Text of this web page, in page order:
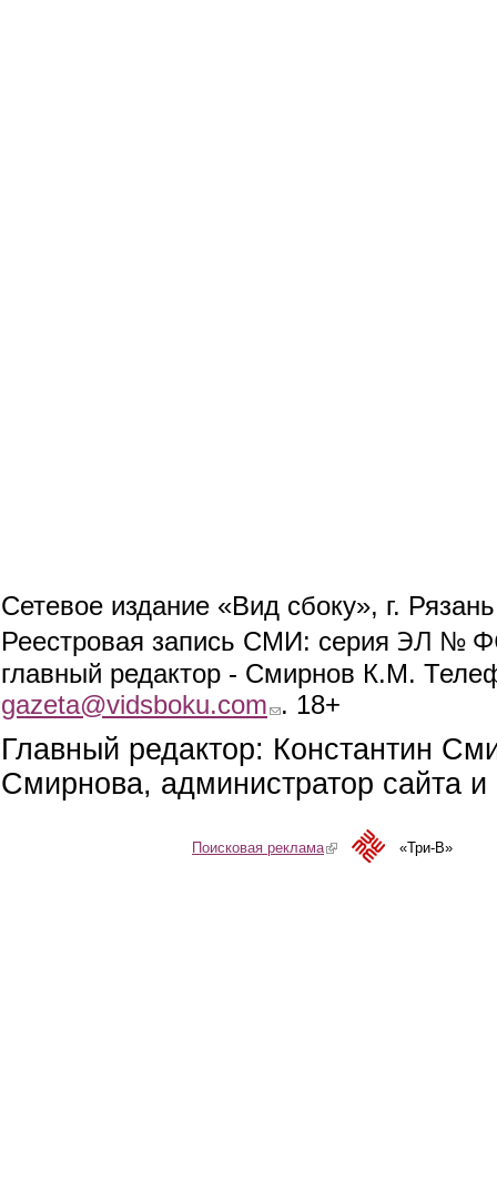
Сетевое издание «Вид сбоку», г.
Реестровая запись СМИ: серия ЭЛ №
главный редактор - Смирнов К.М.
gazeta@vidsboku.com (link sends e-mail)
. 18+
Главный редактор: Константин
Смирнова, администратор сайта
Поисковая реклама(link is external)«Три-В»